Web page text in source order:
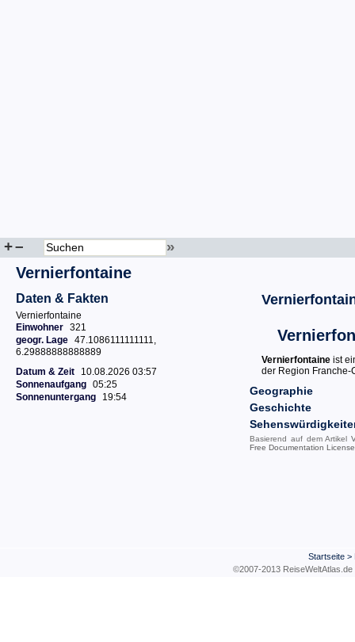
+– »
Vernierfontaine
Daten & Fakten
Vernierfontaine
Einwohner 321
geogr. Lage 47.1086111111111,
6.29888888888889
Datum & Zeit
10.08.2026 03:57
Sonnenaufgang 05:25
Sonnenuntergang
19:54
Vernierfontaine ist
der Region Franche-
Geographie
Geschichte
Basierend auf dem Artikel
Free Documentation License
Startseite>
©2007-2013